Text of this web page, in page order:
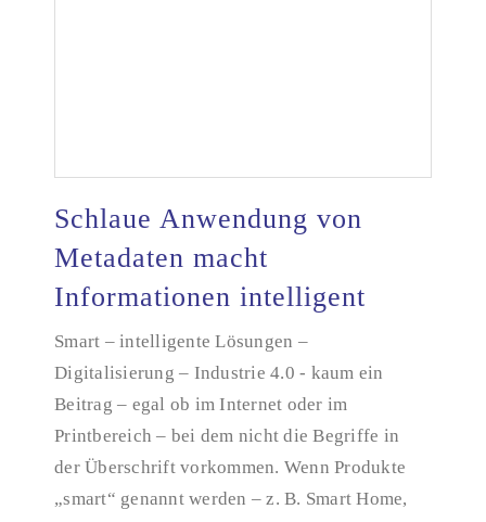
Schlaue Anwendung von Metadaten macht
Schlaue Anwendung von
Metadaten macht
Informationen intelligent
Smart – intelligente Lösungen –
Digitalisierung – Industrie 4.0 - kaum ein
Beitrag – egal ob im Internet oder im
Printbereich – bei dem nicht die Begriffe in
der Überschrift vorkommen. Wenn Produkte
„smart“ genannt werden – z. B. Smart Home,